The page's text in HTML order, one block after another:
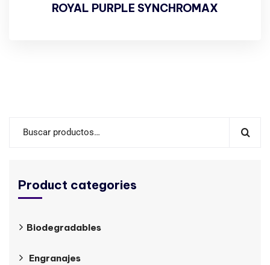
ROYAL PURPLE SYNCHROMAX
Product categories
Biodegradables
Engranajes